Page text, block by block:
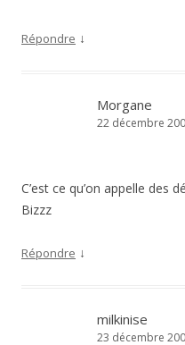
Répondre ↓
Morgane
22 décembre
C’est ce qu’on appelle des
Bizzz
Répondre ↓
milkinise
23 décembre